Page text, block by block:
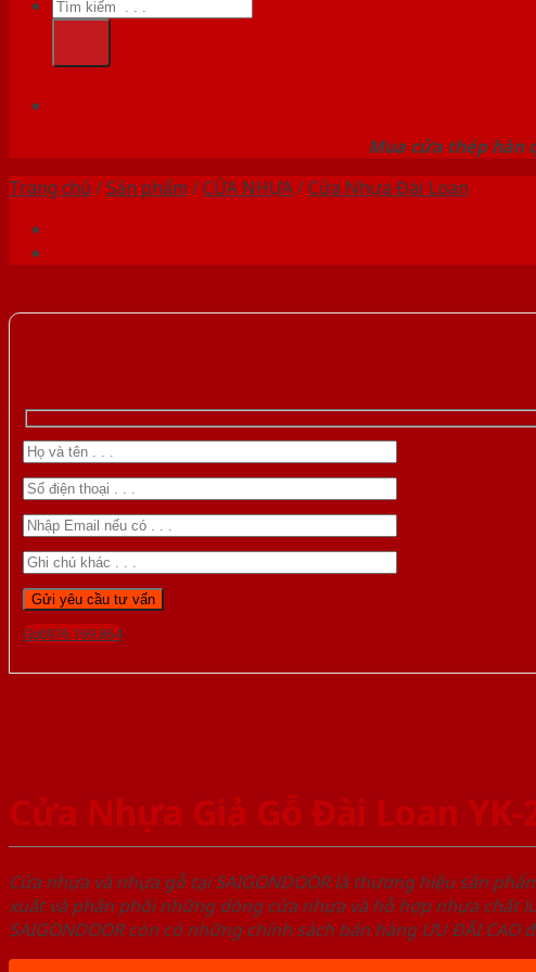
kiếm:
Mua cửa thép hàn
Trang chủ /Sản phẩm /CỬA NHỰA/Cửa Nhựa Đài Loan
Gọi 0976.169.864
Cửa Nhựa Giả Gỗ Đài Loan YK-
Cửa nhựa và nhựa gỗ tại SAIGONDOOR là thương hiệu sản
xuất và phân phối những dòng cửa nhựa và hỗ hợp nhựa chất
SAIGONDOOR còn có những chính sách bán hàng ƯU ĐÃI